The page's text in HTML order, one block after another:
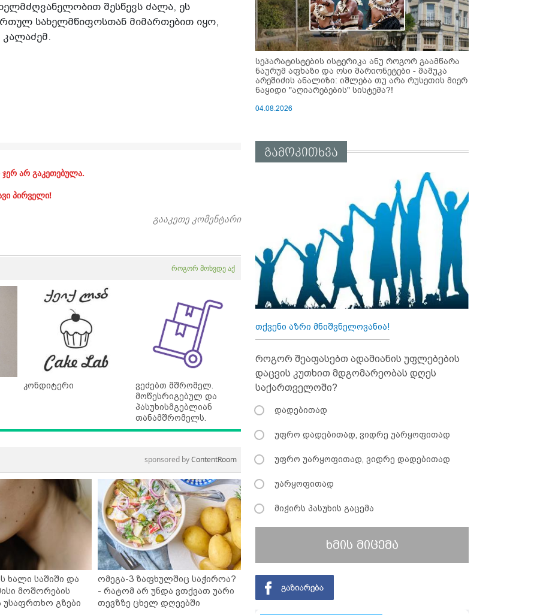
შესწევს ძალა, ეს
სახელმწიფოსთან მიმართებით იყო,
კალაძემ.
ჯერ არ გაკეთებულა.
პირველი!
გააკეთე კომენტარი
როგორ მოხვდე აქ
კონდიტერი
ვეძებთ მშრომელ.
მოწესრიგებულ და
პასუხისმგებლიან
თანამშრომელს.
sponsored byContentRoom
ხალი საშიში და
მოშორების
უსაფრთხო გზები
ომეგა-3 ზაფხულშიც საჭიროა?
- რატომ არ უნდა ვთქვათ უარი
თევზზე ცხელ დღეებში
სეპარატისტების ისტერიკა ანუ როგორ გაამწარა
ნაურუმ აფხაზი და ოსი მარიონეტები - მამუკა
არეშიძის ანალიზი: იშლება თუ არა რუსეთის მიერ
ნაყიდი "აღიარებების" სისტემა?!
04.08.2026
გამოკითხვა
თქვენი აზრი მნიშვნელოვანია!
როგორ შეაფასებთ ადამიანის უფლებების
დაცვის კუთხით მდგომარეობას დღეს
საქართველოში?
დადებითად
უფრო დადებითად, ვიდრე უარყოფითად
უფრო უარყოფითად, ვიდრე დადებითად
უარყოფითად
მიჭირს პასუხის გაცემა
ხმის მიცემა